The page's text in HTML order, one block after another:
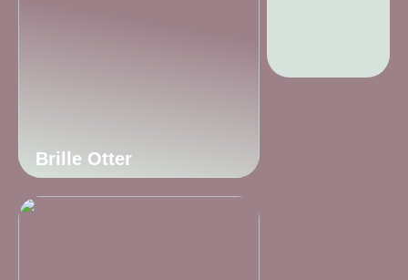
Brille Otter